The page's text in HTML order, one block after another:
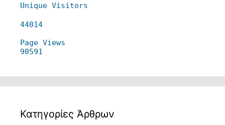
Unique Visitors
44014
Page Views
90591
Κατηγορίες Άρθρων